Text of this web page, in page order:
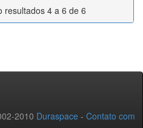
resultados 4 a 6 de 6
2010 Duraspace - Contato com